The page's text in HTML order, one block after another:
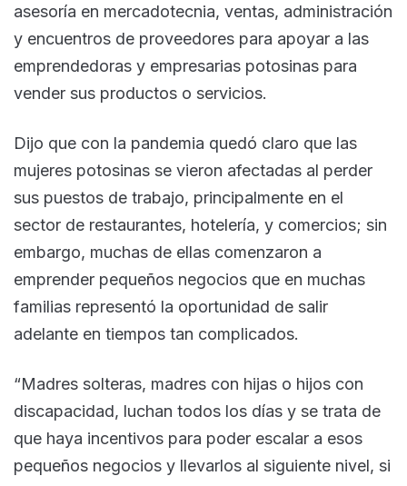
asesoría en mercadotecnia, ventas, administración
y encuentros de proveedores para apoyar a las
emprendedoras y empresarias potosinas para
vender sus productos o servicios.
Dijo que con la pandemia quedó claro que las
mujeres potosinas se vieron afectadas al perder
sus puestos de trabajo, principalmente en el
sector de restaurantes, hotelería, y comercios; sin
embargo, muchas de ellas comenzaron a
emprender pequeños negocios que en muchas
familias representó la oportunidad de salir
adelante en tiempos tan complicados.
“Madres solteras, madres con hijas o hijos con
discapacidad, luchan todos los días y se trata de
que haya incentivos para poder escalar a esos
pequeños negocios y llevarlos al siguiente nivel, si